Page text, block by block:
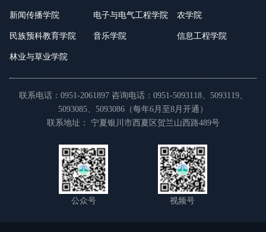
新闻传播学院 电子与电气工程学院 农学院
民族预科教育学院 音乐学院 信息工程学院
林业与草业学院
联系电话：0951-2061897 咨询电话：0951-5093118、5093119、
5093085、5093086（每年6月至8月开通）
联系地址： 宁夏银川市西夏区贺兰山西路489号
公众号 视频号